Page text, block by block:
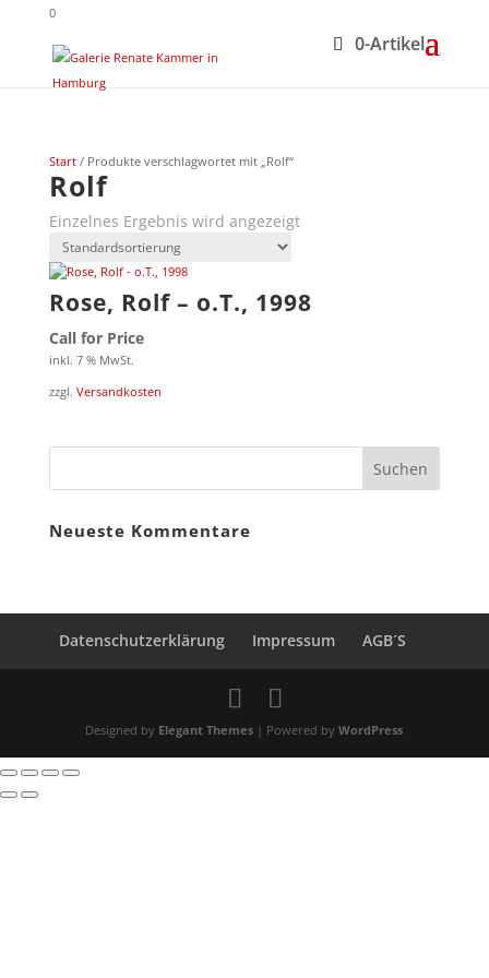
0
0-Artikel
Start/ Produkte verschlagwortet mit „Rolf“
Rolf
Einzelnes Ergebnis wird angezeigt
Rose, Rolf – o.T., 1998
Call for Price
inkl. 7 % MwSt.
zzgl. Versandkosten
Neueste Kommentare
Datenschutzerklärung Impressum AGB´S
Designed by Elegant Themes | Powered byWordPress